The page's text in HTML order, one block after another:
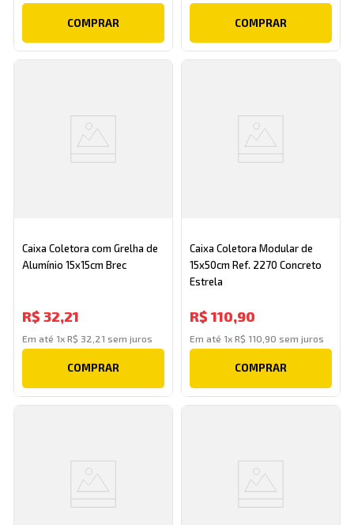
COMPRAR COMPRAR
Caixa Coletora com Grelha de
Alumínio 15x15cm Brec
R$ 32,21
Em até 1xR$ 32 21 sem juros
COMPRAR
Caixa Coletora Modular de
15x50cm Ref. 2270 Concreto
Estrela
R$ 110,90
Em até 1x R$ 110 90 sem juros
COMPRAR